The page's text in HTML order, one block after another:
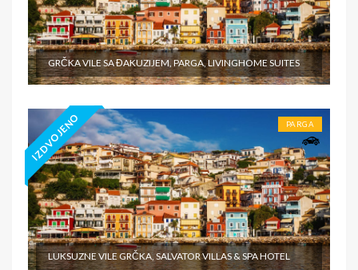
GRČKA VILE SA ĐAKUZIJEM, PARGA, LIVINGHOME SUITES
IZDVOJENO PARGA
LUKSUZNE VILE GRČKA, SALVATOR VILLAS & SPA HOTEL